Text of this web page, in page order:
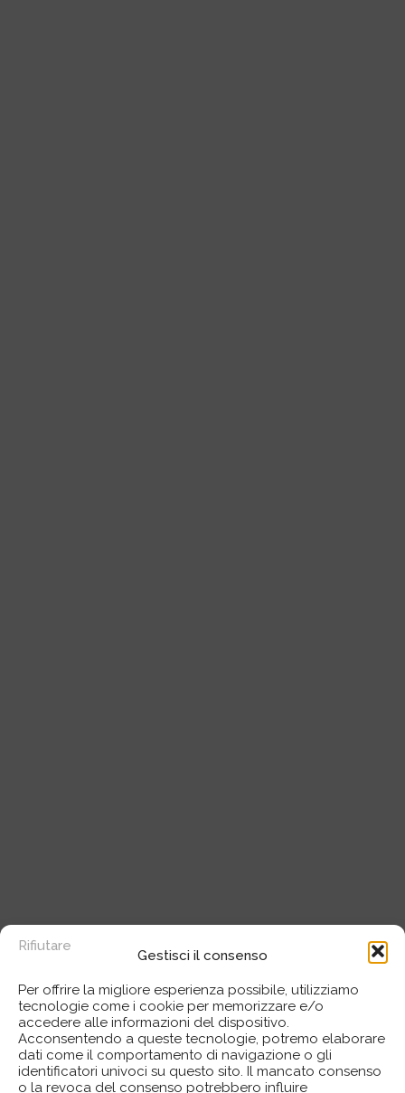
Gestisci il consenso
Per offrire la migliore esperienza possibile, utilizziamo
tecnologie come i cookie per memorizzare e/o
accedere alle informazioni del dispositivo.
Acconsentendo a queste tecnologie, potremo elaborare
dati come il comportamento di navigazione o gli
identificatori univoci su questo sito. Il mancato consenso
o la revoca del consenso potrebbero influire
Rifiutare